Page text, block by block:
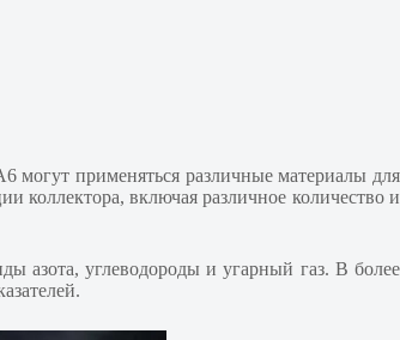
могут применяться различные материалы для
коллектора, включая различное количество и
азота, углеводороды и угарный газ. В более